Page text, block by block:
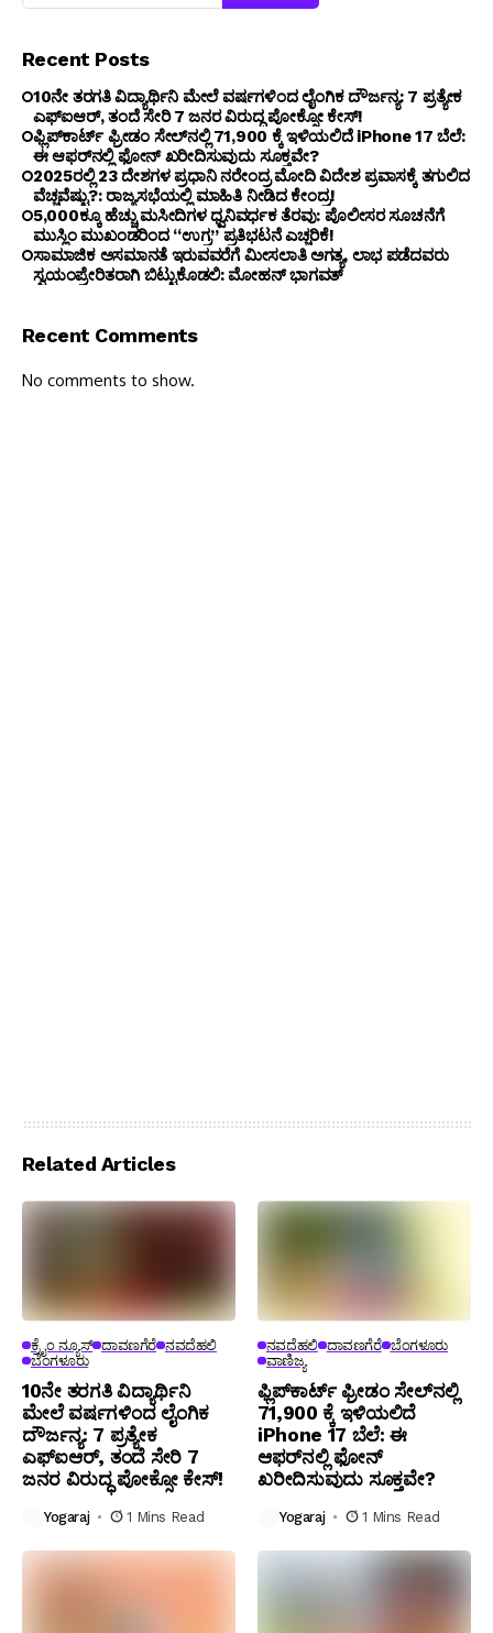
Recent Posts
10ನೇ ತರಗತಿ ವಿದ್ಯಾರ್ಥಿನಿ ಮೇಲೆ ವರ್ಷಗಳಿಂದ ಲೈಂಗಿಕ ದೌರ್ಜನ್ಯ: 7 ಪ್ರತ್ಯೇಕ
ಎಫ್ಐಆರ್, ತಂದೆ ಸೇರಿ 7 ಜನರ ವಿರುದ್ಧ ಪೋಕ್ಸೋ ಕೇಸ್!
ಫ್ಲಿಪ್‌ಕಾರ್ಟ್ ಫ್ರೀಡಂ ಸೇಲ್‌ನಲ್ಲಿ ₹71,900 ಕ್ಕೆ ಇಳಿಯಲಿದೆ iPhone 17 ಬೆಲೆ:
ಈ ಆಫರ್‌ನಲ್ಲಿ ಫೋನ್ ಖರೀದಿಸುವುದು ಸೂಕ್ತವೇ?
2025ರಲ್ಲಿ 23 ದೇಶಗಳ ಪ್ರಧಾನಿ ನರೇಂದ್ರ ಮೋದಿ ವಿದೇಶ ಪ್ರವಾಸಕ್ಕೆ ತಗುಲಿದ
ವೆಚ್ಚವೆಷ್ಟು?: ರಾಜ್ಯಸಭೆಯಲ್ಲಿ ಮಾಹಿತಿ ನೀಡಿದ ಕೇಂದ್ರ!
5,000ಕ್ಕೂ ಹೆಚ್ಚು ಮಸೀದಿಗಳ ಧ್ವನಿವರ್ಧಕ ತೆರವು: ಪೊಲೀಸರ ಸೂಚನೆಗೆ
ಮುಸ್ಲಿಂ ಮುಖಂಡರಿಂದ “ಉಗ್ರ” ಪ್ರತಿಭಟನೆ ಎಚ್ಚರಿಕೆ!
ಸಾಮಾಜಿಕ ಅಸಮಾನತೆ ಇರುವವರೆಗೆ ಮೀಸಲಾತಿ ಅಗತ್ಯ, ಲಾಭ ಪಡೆದವರು
ಸ್ವಯಂಪ್ರೇರಿತರಾಗಿ ಬಿಟ್ಟುಕೊಡಲಿ: ಮೋಹನ್ ಭಾಗವತ್
Recent Comments
No comments to show.
Related Articles
ಕ್ರೈಂ ನ್ಯೂಸ್ ದಾವಣಗೆರೆ ನವದೆಹಲಿ
ಬೆಂಗಳೂರು
10ನೇ ತರಗತಿ ವಿದ್ಯಾರ್ಥಿನಿ
ಮೇಲೆ ವರ್ಷಗಳಿಂದ ಲೈಂಗಿಕ
ದೌರ್ಜನ್ಯ: 7 ಪ್ರತ್ಯೇಕ
ಎಫ್ಐಆರ್, ತಂದೆ ಸೇರಿ 7
ಜನರ ವಿರುದ್ಧ ಪೋಕ್ಸೋ ಕೇಸ್!
Yogaraj 1 Mins Read
ನವದೆಹಲಿ ದಾವಣಗೆರೆ ಬೆಂಗಳೂರು
ವಾಣಿಜ್ಯ
ಫ್ಲಿಪ್‌ಕಾರ್ಟ್ ಫ್ರೀಡಂ ಸೇಲ್‌ನಲ್ಲಿ
₹71,900 ಕ್ಕೆ ಇಳಿಯಲಿದೆ
iPhone 17 ಬೆಲೆ: ಈ
ಆಫರ್‌ನಲ್ಲಿ ಫೋನ್
ಖರೀದಿಸುವುದು ಸೂಕ್ತವೇ?
Yogaraj 1 Mins Read